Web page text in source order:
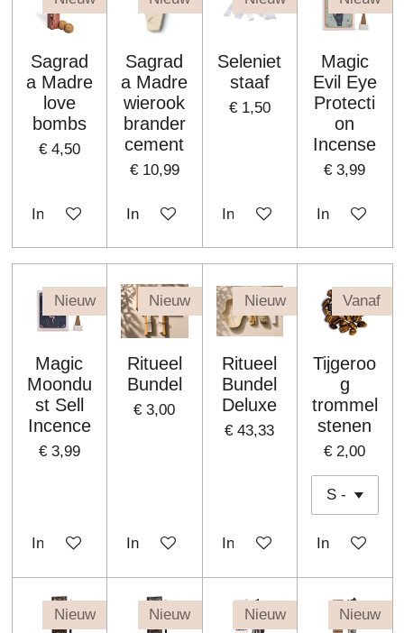
Sagrad
a Madre
love
bombs
€ 4,50
In winkelwagen
Sagrad
a Madre
wierook
brander
cement
€ 10,99
In winkelwagen
Seleniet
staaf
€ 1,50
In winkelwagen
Magic
Evil Eye
Protecti
on
Incense
€ 3,99
In
Nieuw
Magic
Moondu
st Sell
Incence
€ 3,99
In winkelwagen
Nieuw
Ritueel
Bundel
€ 3,00
In winkelwagen
Nieuw
Ritueel
Bundel
Deluxe
€ 43,33
In winkelwagen
Vanaf
Tijgeroo
g
trommel
stenen
€ 2,00
In
Nieuw Nieuw Nieuw Nieuw